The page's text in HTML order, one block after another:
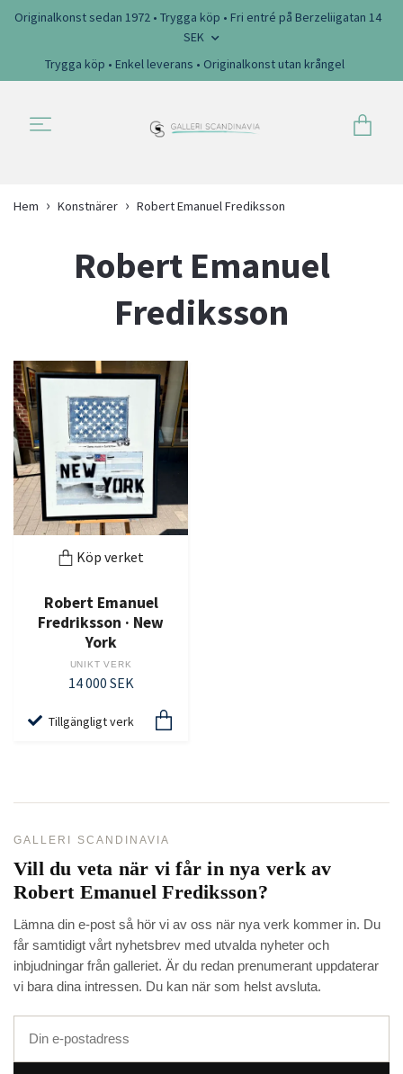
Originalkonst sedan 1972 • Trygga köp • Fri entré på Berzeliigatan 14
SEK
Trygga köp • Enkel leverans • Originalkonst utan krångel
Hem Konstnärer Robert Emanuel Frediksson
Robert Emanuel
Frediksson
Köp verket
Robert Emanuel
Fredriksson · New
York
UNIKT VERK
14 000 SEK
Tillgängligt verk
GALLERI SCANDINAVIA
Vill du veta när vi får in nya verk av
Robert Emanuel Frediksson?
Lämna din e-post så hör vi av oss när nya verk kommer in. Du
får samtidigt vårt nyhetsbrev med utvalda nyheter och
inbjudningar från galleriet. Är du redan prenumerant uppdaterar
vi bara dina intressen. Du kan när som helst avsluta.